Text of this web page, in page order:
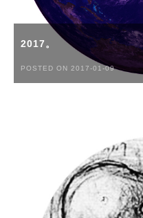
2017。
POSTED ON 2017-01-09